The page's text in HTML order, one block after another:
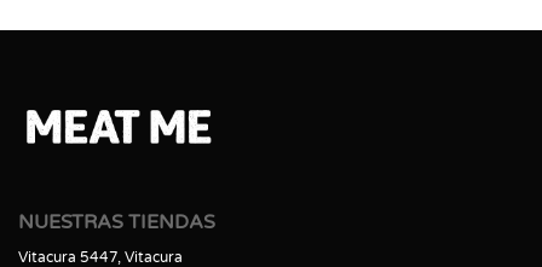
NUESTRAS TIENDAS
Vitacura 5447, Vitacura